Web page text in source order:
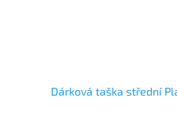
Dárková taška střední